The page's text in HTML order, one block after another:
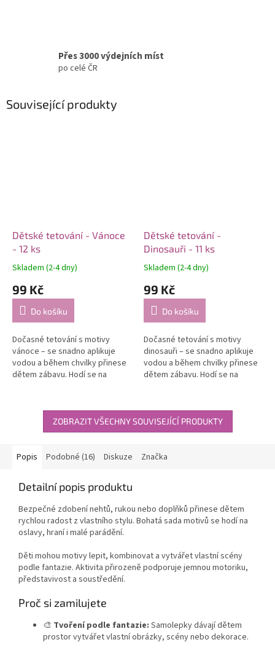
Přes 3000 výdejních míst
po celé ČR
Související produkty
Dětské tetování - Vánoce
- 12 ks
Skladem (2-4 dny)
99 Kč
Do košíku
Dočasné tetování s motivy
vánoce – se snadno aplikuje
vodou a během chvilky přinese
dětem zábavu. Hodí se na
Dětské tetování -
Dinosauři - 11 ks
Skladem (2-4 dny)
99 Kč
Do košíku
Dočasné tetování s motivy
dinosauři – se snadno aplikuje
vodou a během chvilky přinese
dětem zábavu. Hodí se na
ZOBRAZIT VŠECHNY SOUVISEJÍCÍ PRODUKTY
Popis Podobné (16) Diskuze Značka
Detailní popis produktu
Bezpečné zdobení nehtů, rukou nebo doplňků přinese dětem
rychlou radost z vlastního stylu. Bohatá sada motivů se hodí na
oslavy, hraní i malé parádění.
Děti mohou motivy lepit, kombinovat a vytvářet vlastní scény
podle fantazie. Aktivita přirozeně podporuje jemnou motoriku,
představivost a soustředění.
Proč si zamilujete
🎨 Tvoření podle fantazie: Samolepky dávají dětem
prostor vytvářet vlastní obrázky, scény nebo dekorace.